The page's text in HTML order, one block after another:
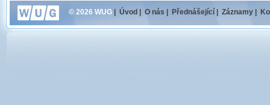
© 2026 WUG Úvod O nás Přednášející Záznamy